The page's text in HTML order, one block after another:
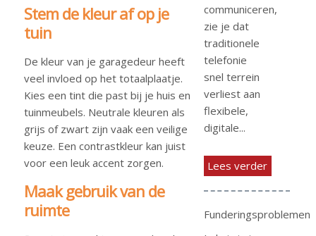
Stem de kleur af op je
tuin
De kleur van je garagedeur heeft
veel invloed op het totaalplaatje.
Kies een tint die past bij je huis en
tuinmeubels. Neutrale kleuren als
grijs of zwart zijn vaak een veilige
keuze. Een contrastkleur kan juist
voor een leuk accent zorgen.
Maak gebruik van de
ruimte
communiceren,
zie je dat
traditionele
telefonie
snel terrein
verliest aan
flexibele,
digitale...
Lees verder
Funderingsproblemen